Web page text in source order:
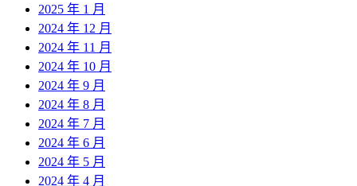
2025 年 1 月
2024 年 12 月
2024 年 11 月
2024 年 10 月
2024 年 9 月
2024 年 8 月
2024 年 7 月
2024 年 6 月
2024 年 5 月
2024 年 4 月